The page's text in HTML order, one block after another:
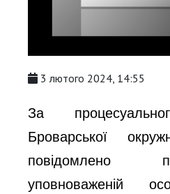
3 лютого 2024, 14:55
За
Броварської
повідомлено
уповноваженій